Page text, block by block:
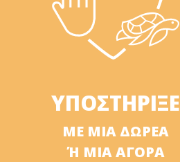
ΥΠΟΣΤΗΡΙΞΕ
ΜΕ ΜΙΑ ΔΩΡΕΑ
Ή ΜΙΑ ΑΓΟΡΑ